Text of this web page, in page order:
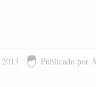
Publicado por